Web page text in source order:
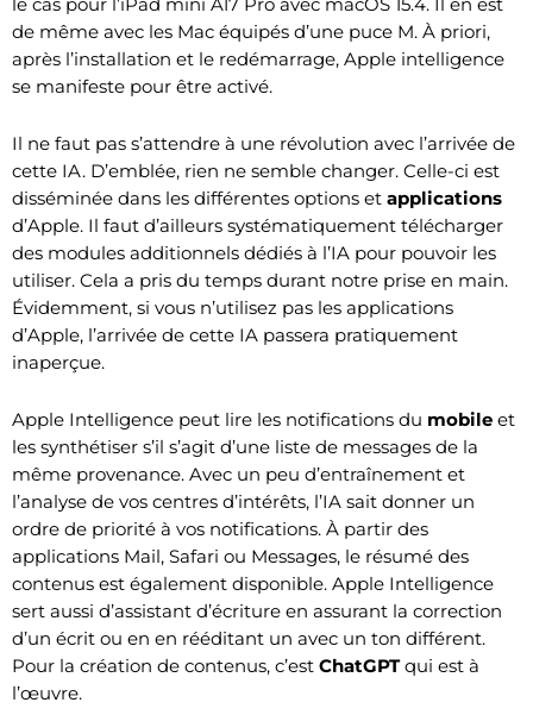
de même avec les Mac équipés d’une puce M. À priori,
après l’installation et le redémarrage, Apple intelligence
se manifeste pour être activé.
Il ne faut pas s’attendre à une révolution avec l’arrivée de
cette IA. D’emblée, rien ne semble changer. Celle-ci est
disséminée dans les différentes options et applications
d’Apple. Il faut d’ailleurs systématiquement télécharger
des modules additionnels dédiés à l’IA pour pouvoir les
utiliser. Cela a pris du temps durant notre prise en main.
Évidemment, si vous n’utilisez pas les applications
d’Apple, l’arrivée de cette IA passera pratiquement
inaperçue.
Apple Intelligence peut lire les notifications du mobile et
les synthétiser s’il s’agit d’une liste de messages de la
même provenance. Avec un peu d’entraînement et
l’analyse de vos centres d’intérêts, l’IA sait donner un
ordre de priorité à vos notifications. À partir des
applications Mail, Safari ou Messages, le résumé des
contenus est également disponible. Apple Intelligence
sert aussi d’assistant d’écriture en assurant la correction
d’un écrit ou en en rééditant un avec un ton différent.
Pour la création de contenus, c’est ChatGPTqui est à
l’œuvre.